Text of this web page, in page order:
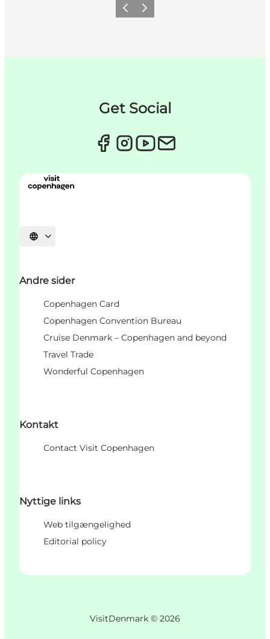
Previous
Next
Get Social
Select language
Andre sider
Copenhagen Card
Copenhagen Convention Bureau
Cruise Denmark – Copenhagen and beyond
Travel Trade
Wonderful Copenhagen
Kontakt
Contact Visit Copenhagen
Nyttige links
Web tilgængelighed
Editorial policy
VisitDenmark © 2026